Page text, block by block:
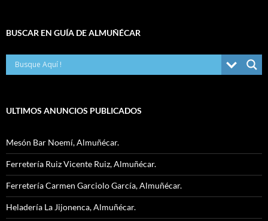
BUSCAR EN GUÍA DE ALMUÑÉCAR
ULTIMOS ANUNCIOS PUBLICADOS
Mesón Bar Noemí, Almuñécar.
Ferretería Ruiz Vicente Ruiz, Almuñécar.
Ferretería Carmen Garciolo García, Almuñécar.
Heladería La Jijonenca, Almuñécar.